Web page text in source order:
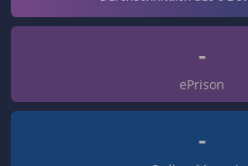
-
ePrison
-